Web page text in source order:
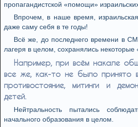
пропагандистской «помощи»
Впрочем, в наше время,
даже саму себя в те годы!
Всё же, до последнего времени в
лагеря в целом, сохранялись некоторые
Например, при всём накале
все же, как-то не было принято
противостояние, митинги и
детей.
Нейтральность пытались
начального образования в целом.